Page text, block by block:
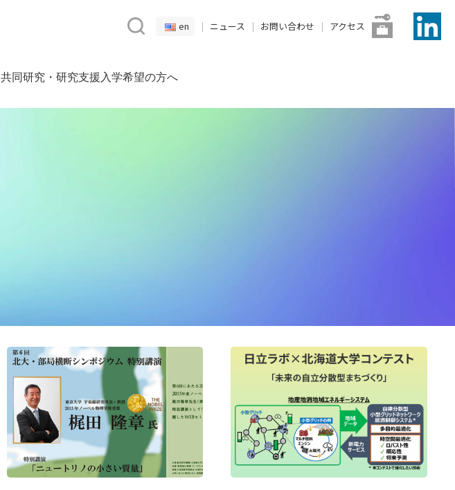
en ニュース お問い合わせ アクセス
共同研究・研究支援 入学希望の方へ